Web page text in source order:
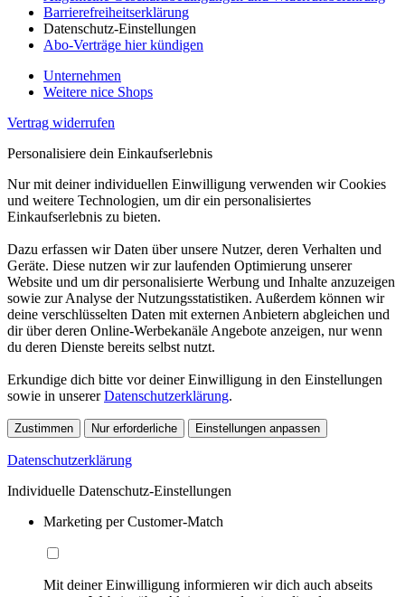
Barrierefreiheitserklärung
Datenschutz-Einstellungen
Abo-Verträge hier kündigen
Unternehmen
Weitere nice Shops
Vertrag widerrufen
Personalisiere dein Einkaufserlebnis
Nur mit deiner individuellen Einwilligung verwenden wir Cookies
und weitere Technologien, um dir ein personalisiertes
Einkaufserlebnis zu bieten.
Dazu erfassen wir Daten über unsere Nutzer, deren Verhalten und
Geräte. Diese nutzen wir zur laufenden Optimierung unserer
Website und um dir personalisierte Werbung und Inhalte anzuzeigen
sowie zur Analyse der Nutzungsstatistiken. Außerdem können wir
deine verschlüsselten Daten mit externen Anbietern abgleichen und
dir über deren Online-Werbekanäle Angebote anzeigen, nur wenn
du deren Dienste bereits selbst nutzt.
Erkundige dich bitte vor deiner Einwilligung in den Einstellungen
sowie in unsererDatenschutzerklärung.
Zustimmen Nur erforderliche Einstellungen anpassen
Datenschutzerklärung
Individuelle Datenschutz-Einstellungen
Marketing per Customer-Match
Mit deiner Einwilligung informieren wir dich auch abseits